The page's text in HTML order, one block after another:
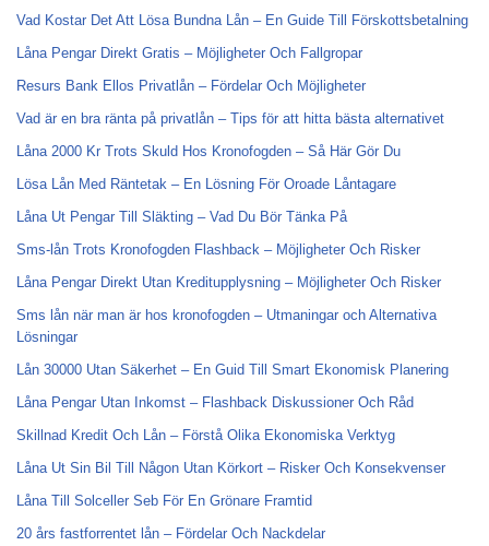
Vad Kostar Det Att Lösa Bundna Lån – En Guide Till Förskottsbetalning
Låna Pengar Direkt Gratis – Möjligheter Och Fallgropar
Resurs Bank Ellos Privatlån – Fördelar Och Möjligheter
Vad är en bra ränta på privatlån – Tips för att hitta bästa alternativet
Låna 2000 Kr Trots Skuld Hos Kronofogden – Så Här Gör Du
Lösa Lån Med Räntetak – En Lösning För Oroade Låntagare
Låna Ut Pengar Till Släkting – Vad Du Bör Tänka På
Sms-lån Trots Kronofogden Flashback – Möjligheter Och Risker
Låna Pengar Direkt Utan Kreditupplysning – Möjligheter Och Risker
Sms lån när man är hos kronofogden – Utmaningar och Alternativa
Lösningar
Lån 30000 Utan Säkerhet – En Guid Till Smart Ekonomisk Planering
Låna Pengar Utan Inkomst – Flashback Diskussioner Och Råd
Skillnad Kredit Och Lån – Förstå Olika Ekonomiska Verktyg
Låna Ut Sin Bil Till Någon Utan Körkort – Risker Och Konsekvenser
Låna Till Solceller Seb För En Grönare Framtid
20 års fastforrentet lån – Fördelar Och Nackdelar